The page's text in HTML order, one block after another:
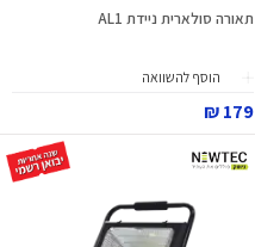
תאורה סולארית ניידת AL1
הוסף להשוואה
179 ₪